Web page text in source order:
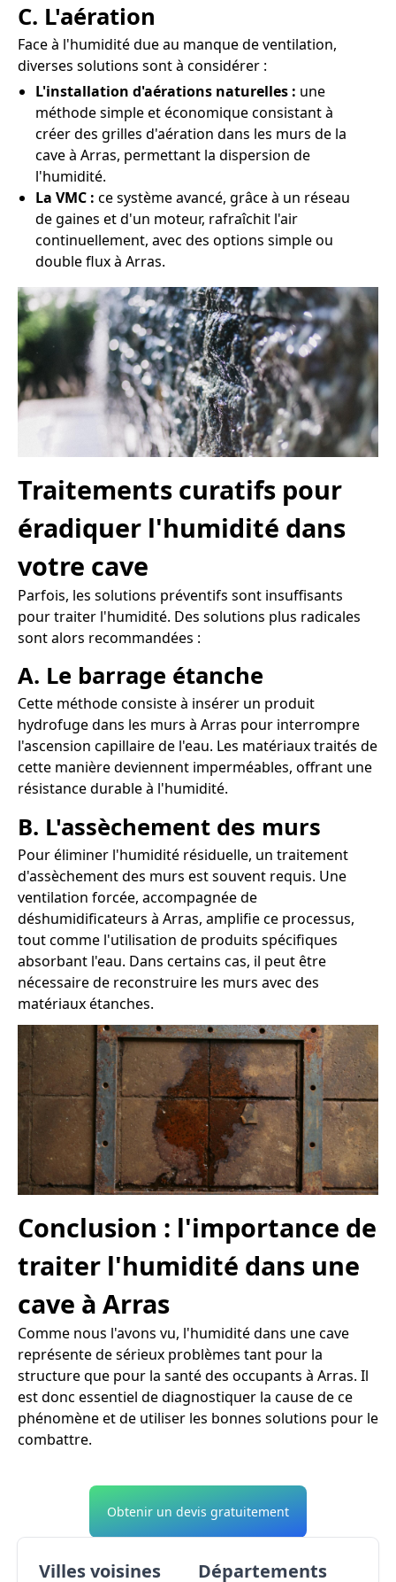
C. L'aération
Face à l'humidité due au manque de ventilation,
diverses solutions sont à considérer :
L'installation d'aérations naturelles : une
méthode simple et économique consistant à
créer des grilles d'aération dans les murs de la
cave à Arras, permettant la dispersion de
l'humidité.
La VMC : ce système avancé, grâce à un réseau
de gaines et d'un moteur, rafraîchit l'air
continuellement, avec des options simple ou
double flux à Arras.
Traitements curatifs pour
éradiquer l'humidité dans
votre cave
Parfois, les solutions préventifs sont insuffisants
pour traiter l'humidité. Des solutions plus radicales
sont alors recommandées :
A. Le barrage étanche
Cette méthode consiste à insérer un produit
hydrofuge dans les murs à Arras pour interrompre
l'ascension capillaire de l'eau. Les matériaux traités de
cette manière deviennent imperméables, offrant une
résistance durable à l'humidité.
B. L'assèchement des murs
Pour éliminer l'humidité résiduelle, un traitement
d'assèchement des murs est souvent requis. Une
ventilation forcée, accompagnée de
déshumidificateurs à Arras, amplifie ce processus,
tout comme l'utilisation de produits spécifiques
absorbant l'eau. Dans certains cas, il peut être
nécessaire de reconstruire les murs avec des
matériaux étanches.
Conclusion : l'importance de
traiter l'humidité dans une
cave à Arras
Comme nous l'avons vu, l'humidité dans une cave
représente de sérieux problèmes tant pour la
structure que pour la santé des occupants à Arras. Il
est donc essentiel de diagnostiquer la cause de ce
phénomène et de utiliser les bonnes solutions pour le
combattre.
Obtenir un devis gratuitement
Villes voisines Départements